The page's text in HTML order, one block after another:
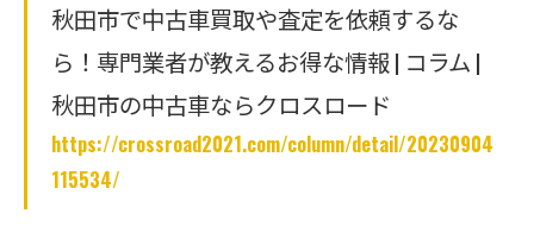
秋田市で中古車買取や査定を依頼するな
ら！専門業者が教えるお得な情報 | コラム |
秋田市の中古車ならクロスロード
https://crossroad2021.com/column/detail/20230904
115534/